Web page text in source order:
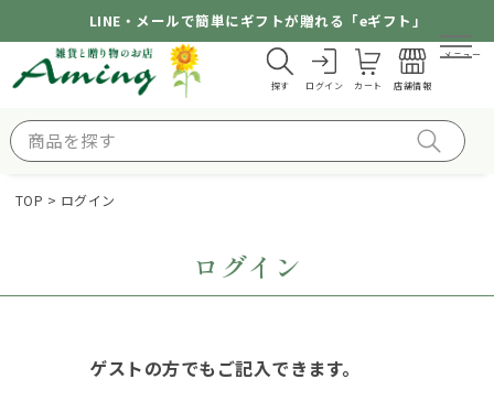
LINE・メールで簡単にギフトが贈れる「eギフト」
探す ログイン カート 店舗情報
メニュー
TOP ログイン
ログイン
ゲストの方でもご記入できます。